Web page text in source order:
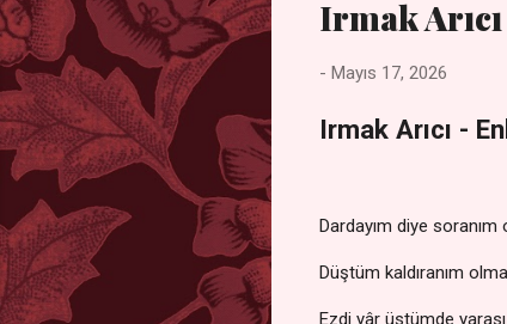
Irmak
- Mayıs 17, 2026
Irmak Arıcı -
Dardayım diye soranım
Düştüm kaldıranım
Ezdi yâr üstümde yarası